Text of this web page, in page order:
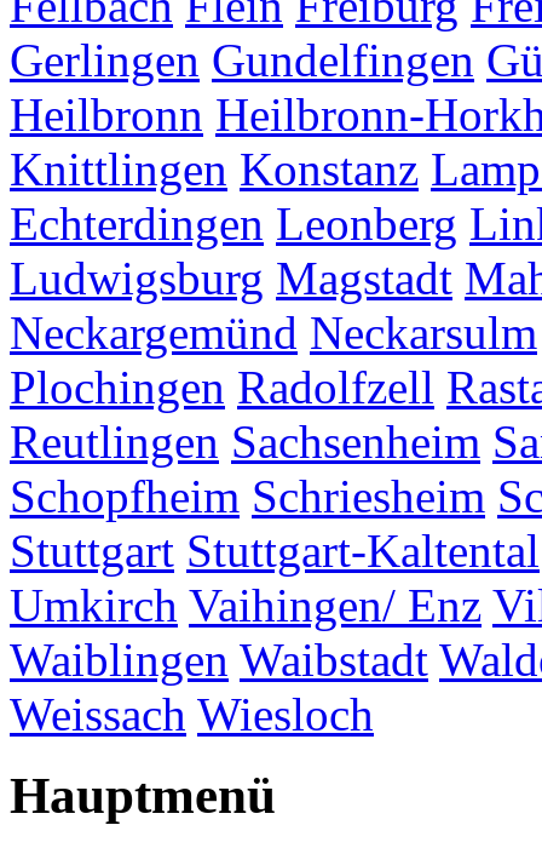
Gerlingen Gundelfingen
Heilbronn Heilbronn-
Knittlingen Konstanz
Echterdingen Leonberg
Ludwigsburg Magstadt
Neckargemünd Neckarsulm
Plochingen Radolfzell
Reutlingen Sachsenheim
Schopfheim Schriesheim
Stuttgart Stuttgart-Kaltental
Umkirch Vaihingen/ Enz
Waiblingen Waibstadt
Weissach Wiesloch
Hauptmenü